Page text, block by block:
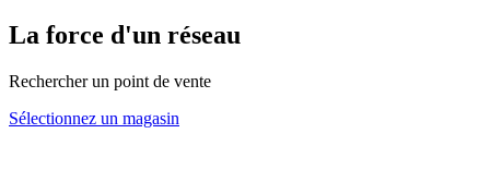
La force d'un réseau
Rechercher un point de vente
Sélectionnez un magasin